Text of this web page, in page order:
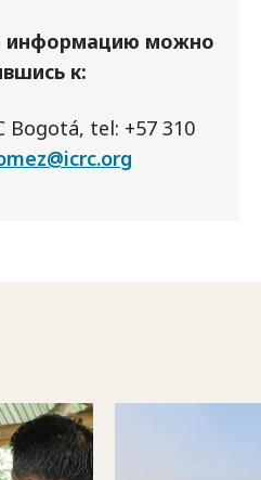
информацию можно
к:
Bogotá, tel: +57 310